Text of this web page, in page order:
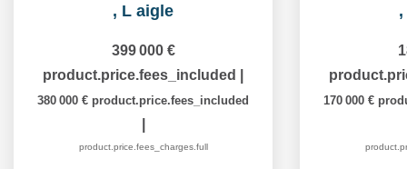
, L aigle
399 000 €
product.price.fees_included
380 000 € product.price.fees_included
product.price.fees_charges.full
,
170 000 €